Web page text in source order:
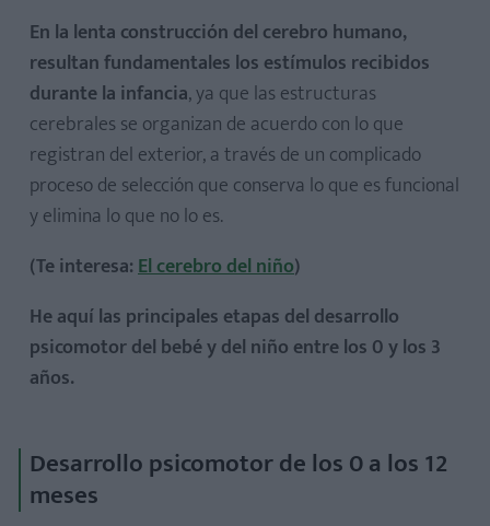
En la lenta construcción del cerebro humano,
resultan fundamentales los estímulos recibidos
durante la infancia, ya que las estructuras
cerebrales se organizan de acuerdo con lo que
registran del exterior, a través de un complicado
proceso de selección que conserva lo que es funcional
y elimina lo que no lo es.
(Te interesa:El cerebro del niño)
He aquí las principales etapas del desarrollo
psicomotor del bebé y del niño entre los 0 y los 3
años.
Desarrollo psicomotor de los 0 a los 12
meses